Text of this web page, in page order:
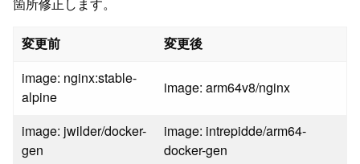
変更前
変更後
image: nginx:stable-
alpine
image: arm64v8/nginx
image: jwilder/docker-
gen
image: intrepidde/arm64-
docker-gen